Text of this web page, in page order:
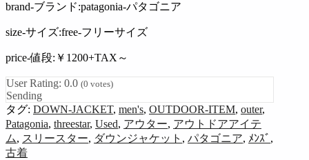
brand-ブランド:patagonia-パタゴニア
size-サイズ:free-フリーサイズ
price-値段:￥1200+TAX～
User Rating: 0.0 (0 votes)
Sending
タグ: DOWN-JACKET, men's, OUTDOOR-ITEM, outer,
Patagonia, threestar, Used, アウター, アウトドアアイテ
ム, スリースター, ダウンジャケット , パタゴニア, ﾒﾝｽﾞ ,
古着